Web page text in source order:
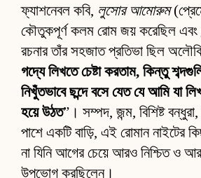
ফ্যাশনেবল কবি, লুসোর আমোরুম
কৌতুকপূর্ণ কলম রোম জয় করেছিল এবং
রচনার তাঁর সহজাত প্রতিভা ছিল
গদ্যে লিখতে চেষ্টা করতাম, কিন্তু
নিখুঁতভাবে ছন্দে বসে যেত যে আমি যা
হয়ে উঠত”। সম্পদ, জন্ম, বিশিষ্ট
পাশে একটি বাড়ি, এই রোমান নাইটের
না যিনি আগের চেয়ে আরও নিশ্চিত ও
উপভোগ করছিলেন।